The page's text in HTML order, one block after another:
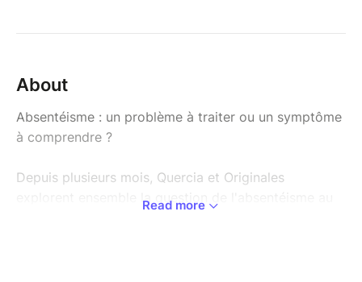
About
Absentéisme : un problème à traiter ou un symptôme
à comprendre ?
Depuis plusieurs mois, Quercia et Originales
explorent ensemble la question de l'absentéisme au
Read more